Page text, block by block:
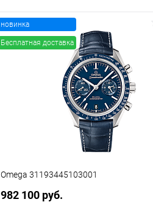
новинка
Бесплатная доставка
Omega 31193445103001
982 100 руб.